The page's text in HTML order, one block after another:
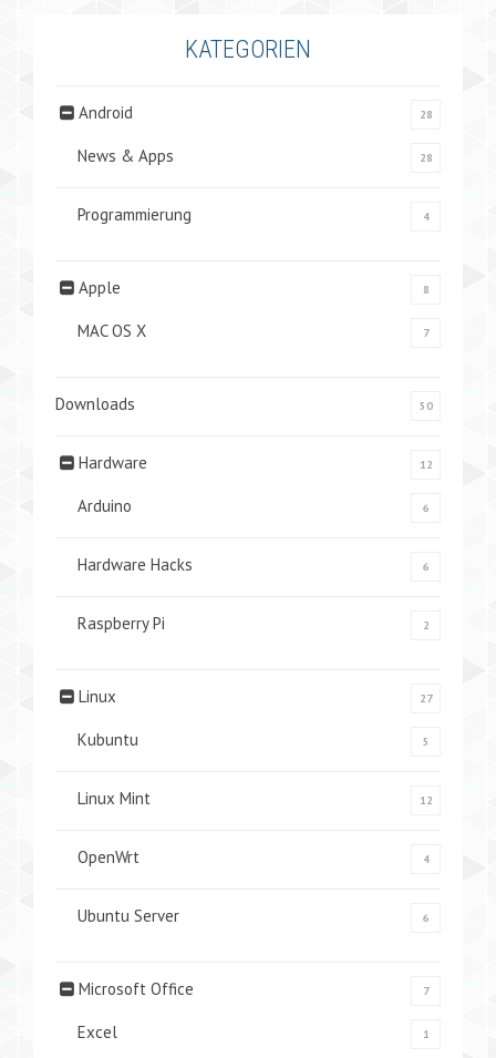
KATEGORIEN
Android 28
News & Apps 28
Programmierung 4
Apple 8
MAC OS X 7
Downloads 50
Hardware 12
Arduino 6
Hardware Hacks 6
Raspberry Pi 2
Linux 27
Kubuntu 5
Linux Mint 12
OpenWrt 4
Ubuntu Server 6
Microsoft Office 7
Excel 1